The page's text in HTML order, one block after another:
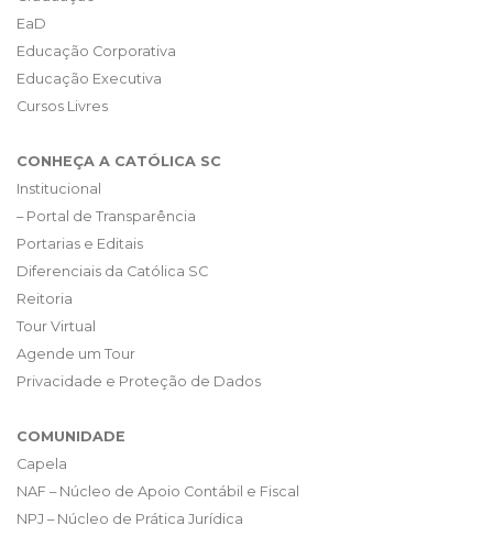
EaD
Educação Corporativa
Educação Executiva
Cursos Livres
CONHEÇA A CATÓLICA SC
Institucional
– Portal de Transparência
Portarias e Editais
Diferenciais da Católica SC
Reitoria
Tour Virtual
Agende um Tour
Privacidade e Proteção de Dados
COMUNIDADE
Capela
NAF – Núcleo de Apoio Contábil e Fiscal
NPJ – Núcleo de Prática Jurídica